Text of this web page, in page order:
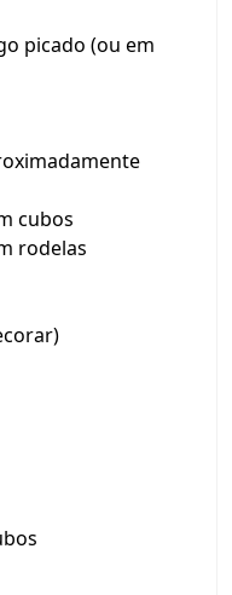
picado (ou em
cubos
rodelas